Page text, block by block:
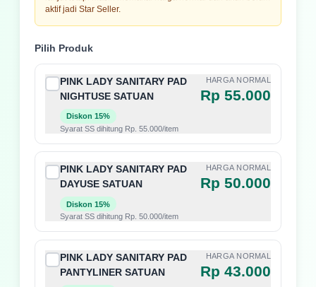
aktif jadi Star Seller.
Pilih Produk
PINK LADY SANITARY PAD
NIGHTUSE SATUAN
Diskon 15%
Syarat SS dihitung Rp. 55.000/item
HARGA NORMAL
Rp 55.000
PINK LADY SANITARY PAD
DAYUSE SATUAN
Diskon 15%
Syarat SS dihitung Rp. 50.000/item
HARGA NORMAL
Rp 50.000
PINK LADY SANITARY PAD
PANTYLINER SATUAN
HARGA NORMAL
Rp 43.000